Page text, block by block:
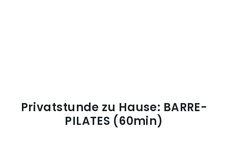
Privatstunde zu Hause: BARRE-
PILATES (60min)